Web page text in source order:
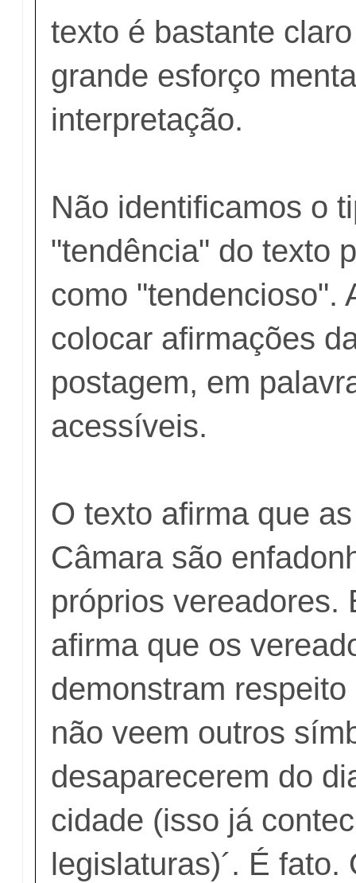
texto é bastante
grande esforço
interpretação.
Não identificamos o
"tendência" do texto
como "tendencioso".
colocar afirmações
postagem, em
acessíveis.
O texto afirma que
Câmara são
próprios vereadores.
afirma que os
demonstram
não veem outros
desaparecerem do
cidade (isso já
legislaturas)´. É fato.